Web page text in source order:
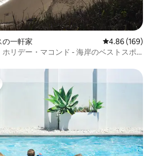
の一軒家 レビュー169
4.86 (169)
リデー・マコンド - 海岸のベストスポ